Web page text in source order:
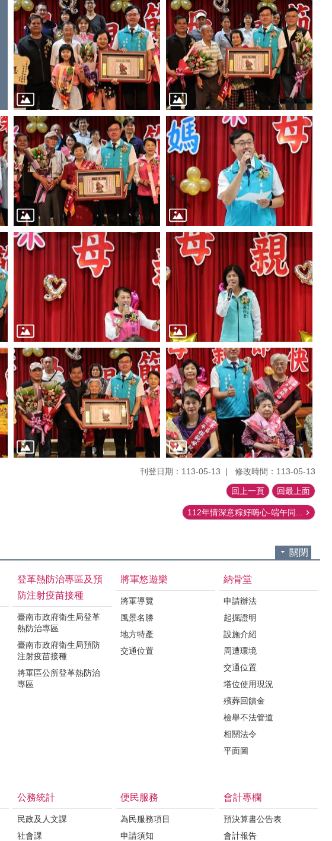
刊登日期：113-05-13 修改時間：113-05-13
回上一頁 回最上面
112年情深意粽好嗨心-端午同...
關閉
登革熱防治專區及預
防注射疫苗接種
臺南市政府衛生局登革
熱防治專區
臺南市政府衛生局預防
注射疫苗接種
將軍區公所登革熱防治
專區
將軍悠遊樂
將軍導覽
風景名勝
地方特產
交通位置
納骨堂
申請辦法
起掘證明
設施介紹
周遭環境
交通位置
塔位使用現況
殯葬回饋金
檢舉不法管道
相關法令
平面圖
公務統計
民政及人文課
社會課
便民服務
為民服務項目
申請須知
會計專欄
預決算書公告表
會計報告